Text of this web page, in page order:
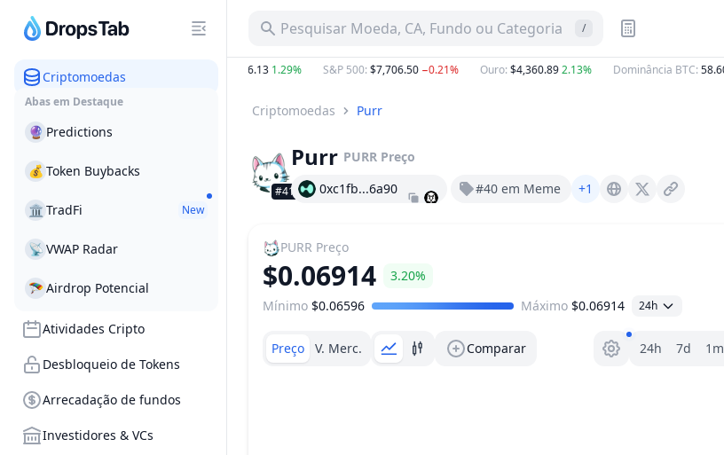
Criptomoedas
Abas em Destaque
🔮 Predictions
💰 Token Buybacks
🏛 TradFi New
📡 VWAP Radar
🪂Airdrop Potencial
Atividades Cripto
Desbloqueio de Tokens
Arrecadação de fundos
Investidores & VCs
Pesquisar Moeda, CA, Fundo ou Categoria /
BTC $65,053.99 $1,926.131.29% S&P 500:$7,706.50−0.21% Ouro:$4,360.892.13% Dominância BTC:58.60%
Criptomoedas Purr
#415
Purr PURR Preço
0xc1fb...6a90 #40 em Meme +1 Purrburn.fun X (Twitter)
PURR Preço
$0.06914 3.20%
Faixa de preço
Mínimo $0.06596 Máximo $0.06914 24h
Preço V. Merc. Comparar Seletor de faixa
24h 7d 1m